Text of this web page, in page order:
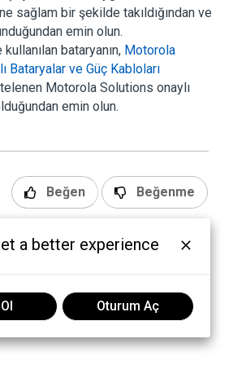
sağlam bir şekilde takıldığından ve
emin olun.
bataryanın, Motorola
Bataryalar ve Güç Kabloları
Motorola Solutions onaylı
emin olun.
Beğen Beğenme
a better experience
Oturum Aç